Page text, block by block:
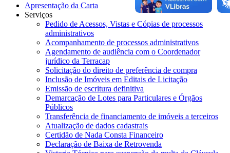
Apresentação da Carta
Serviços
Pedido de Acessos, Vistas e Cópias de processos
administrativos
Acompanhamento de processos administrativos
Agendamento de audiência com o Coordenador
jurídico da Terracap
Solicitação do direito de preferência de compra
Inclusão de Imóveis em Editais de Licitação
Emissão de escritura definitiva
Demarcação de Lotes para Particulares e Órgãos
Públicos
Transferência de financiamento de imóveis a terceiros
Atualização de dados cadastrais
Certidão de Nada Consta Financeiro
Declaração de Baixa de Retrovenda